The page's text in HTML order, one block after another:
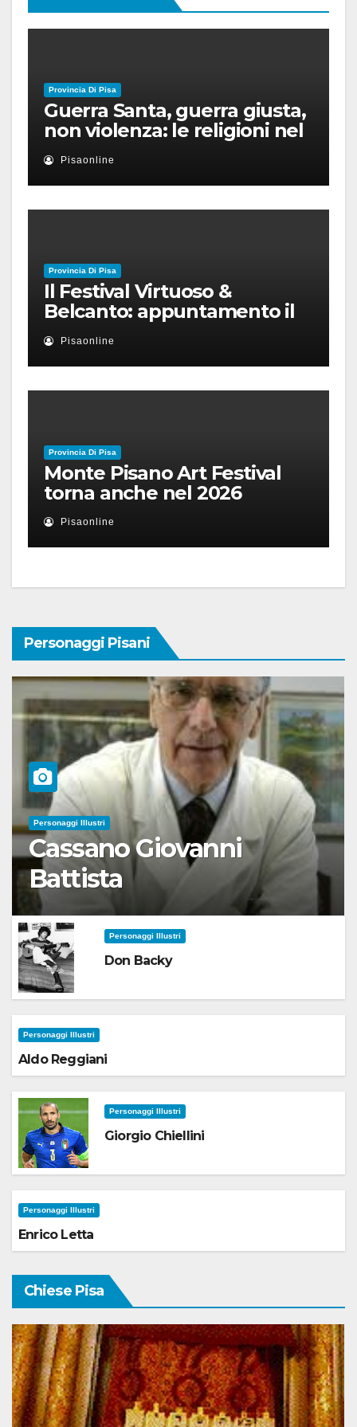
Provincia Di Pisa
Guerra Santa, guerra giusta,
non violenza: le religioni nel
nuovo disordine mondiale
Pisaonline
Provincia Di Pisa
Il Festival Virtuoso &
Belcanto: appuntamento il
28 luglio a Palazzo Blu con
Ruben Micieli
Pisaonline
Provincia Di Pisa
Monte Pisano Art Festival
torna anche nel 2026
Pisaonline
Personaggi Pisani
Personaggi Illustri
Cassano Giovanni
Battista
Personaggi Illustri
Don Backy
Personaggi Illustri
Aldo Reggiani
Personaggi Illustri
Giorgio Chiellini
Personaggi Illustri
Enrico Letta
Chiese Pisa